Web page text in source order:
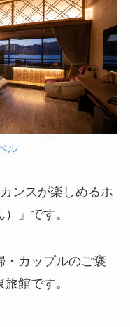
ル
ンスが楽しめるホ
」です。
・カップルのご褒
館です。